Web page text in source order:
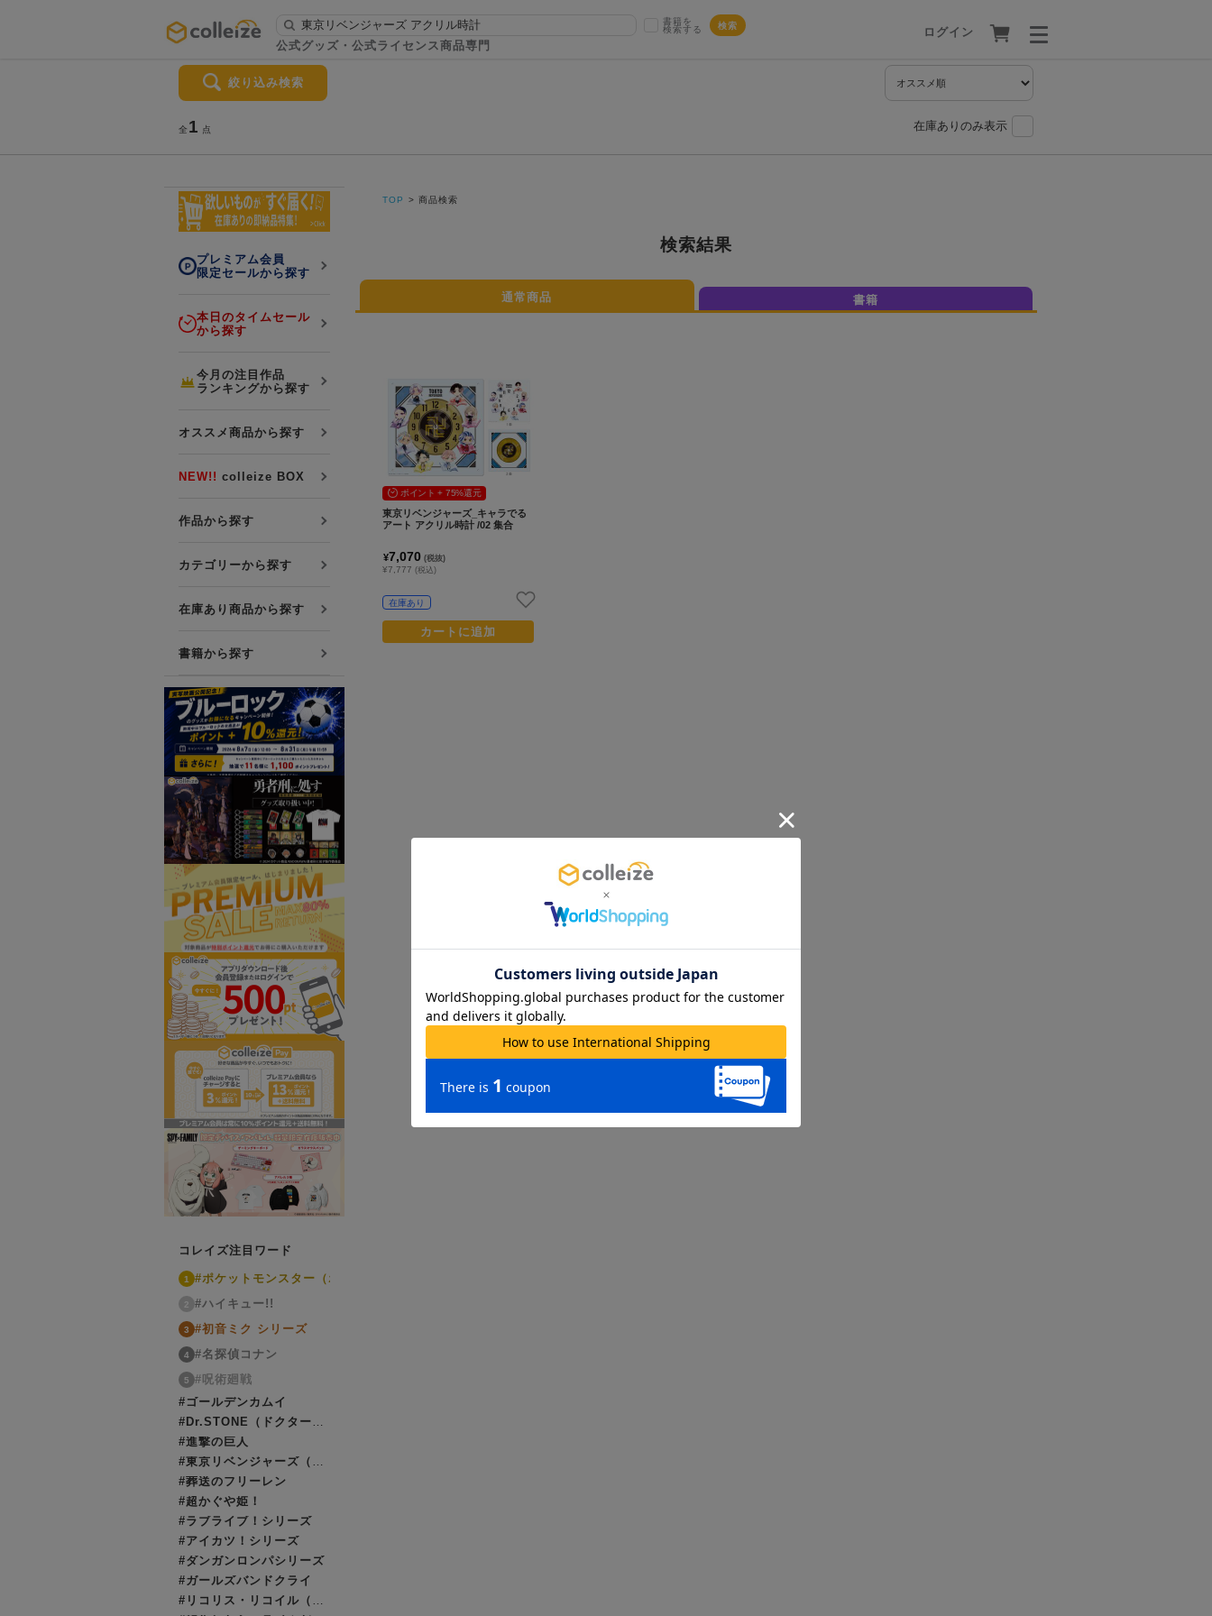
公式グッズ・公式ライセンス商品専門
書籍を
検索する
検索 ログイン
ログイン・会員登録
初回アプリ利用限定！500ptプレ
colleize 便利な4つのサービス
colleize Payについて
友達紹介キャンペーン
公式Xをフォローする
プレミアム会員
限定セールから探す
本日のタイムセール
から探す
今月の注目作品
ランキングから探す
オススメ商品から探す
NEW!! colleize BOX
作品から探す
カテゴリーから探す
在庫あり商品から探す
書籍から探す
コレイズ注目ワード
1 #ポケットモンスター（ポケモン）
2 #ハイキュー!!
3 #初音ミク シリーズ
4 #名探偵コナン
5
#呪術廻戦
#ゴールデンカムイ
#Dr.STONE（ドクターストーン）
#進撃の巨人
#東京リベンジャーズ（東リベ）
#葬送のフリーレン
#超かぐや姫！
#ラブライブ！シリーズ
#アイカツ！シリーズ
#ダンガンロンパシリーズ
#ガールズバンドクライ
#リコリス・リコイル（リコリコ）
TOP 商品検索
検索結果
通常商品 書籍
絞り込み検索
全 1 点 在庫ありのみ表示
ポイント + 75%還元
東京リベンジャーズ_キャラでる
アート アクリル時計 /02 集合
¥7,070 (税抜)
¥7,777(税込)
在庫あり
カートに追加